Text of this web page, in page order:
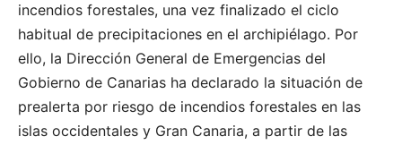
incendios forestales, una vez finalizado el ciclo
habitual de precipitaciones en el archipiélago. Por
ello, la Dirección General de Emergencias del
Gobierno de Canarias ha declarado la situación de
prealerta por riesgo de incendios forestales en las
islas occidentales y Gran Canaria, a partir de las